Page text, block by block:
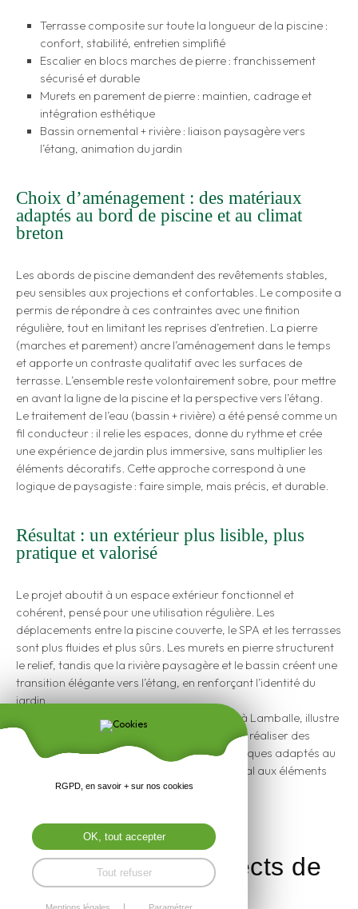
Terrasse composite sur toute la longueur de la piscine :
confort, stabilité, entretien simplifié
Escalier en blocs marches de pierre : franchissement
sécurisé et durable
Murets en parement de pierre : maintien, cadrage et
intégration esthétique
Bassin ornemental + rivière : liaison paysagère vers
l’étang, animation du jardin
Choix d’aménagement : des matériaux
adaptés au bord de piscine et au climat
breton
Les abords de piscine demandent des revêtements stables,
peu sensibles aux projections et confortables. Le composite a
permis de répondre à ces contraintes avec une finition
régulière, tout en limitant les reprises d’entretien. La pierre
(marches et parement) ancre l’aménagement dans le temps
et apporte un contraste qualitatif avec les surfaces de
terrasse. L’ensemble reste volontairement sobre, pour mettre
en avant la ligne de la piscine et la perspective vers l’étang.
Le traitement de l’eau (bassin + rivière) a été pensé comme un
fil conducteur : il relie les espaces, donne du rythme et crée
une expérience de jardin plus immersive, sans multiplier les
éléments décoratifs. Cette approche correspond à une
logique de paysagiste : faire simple, mais précis, et durable.
Résultat : un extérieur plus lisible, plus
pratique et valorisé
Le projet aboutit à un espace extérieur fonctionnel et
cohérent, pensé pour une utilisation régulière. Les
déplacements entre la piscine couverte, le SPA et les terrasses
sont plus fluides et plus sûrs. Les murets en pierre structurent
le relief, tandis que la rivière paysagère et le bassin créent une
transition élégante vers l’étang, en renforçant l’identité du
jardin.
Ce type d’aménagement paysager, réalisé à Lamballe, illustre
l’approche de Presse Paysage : concevoir et réaliser des
extérieurs sur mesure, avec des choix techniques adaptés au
site, et une mise en œuvre soignée, du minéral aux éléments
Photographies: Fred Pieau
Voir les autres aspects de
ce projet :
RGPD, en savoir + sur nos cookies
OK, tout accepter
Tout refuser